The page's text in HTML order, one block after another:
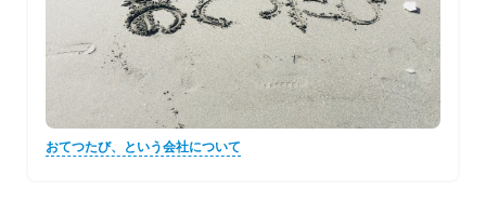
おてつたび、という会社について